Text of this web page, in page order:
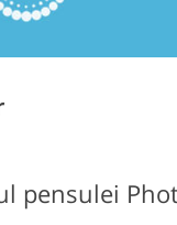
pensulei